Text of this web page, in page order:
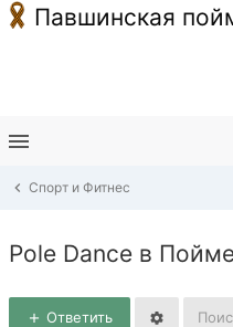
Павшинская
Спорт и Фитнес
Pole Dance в
Ответить